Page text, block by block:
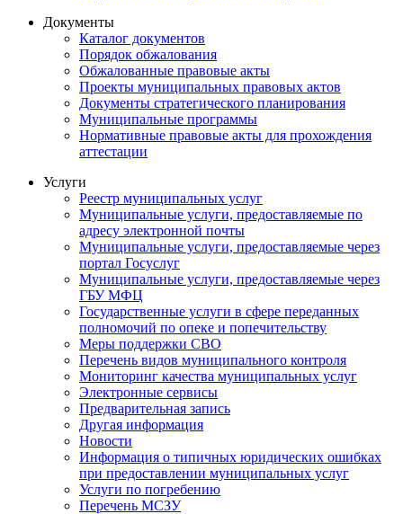
Документы
Каталог документов
Порядок обжалования
Обжалованные правовые акты
Проекты муниципальных правовых актов
Документы стратегического планирования
Муниципальные программы
Нормативные правовые акты для прохождения
аттестации
Услуги
Реестр муниципальных услуг
Муниципальные услуги, предоставляемые по
адресу электронной почты
Муниципальные услуги, предоставляемые через
портал Госуслуг
Муниципальные услуги, предоставляемые через
ГБУ МФЦ
Государственные услуги в сфере переданных
полномочий по опеке и попечительству
Меры поддержки СВО
Перечень видов муниципального контроля
Мониторинг качества муниципальных услуг
Электронные сервисы
Предварительная запись
Другая информация
Новости
Информация о типичных юридических ошибках
при предоставлении муниципальных услуг
Услуги по погребению
Перечень МСЗУ